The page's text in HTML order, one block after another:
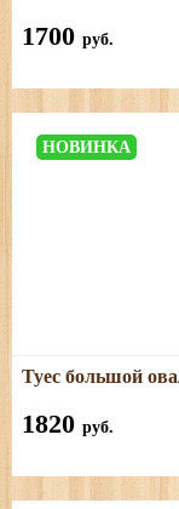
1700 руб.
НОВИНКА
Размеры:
Туес большой
1820 руб.